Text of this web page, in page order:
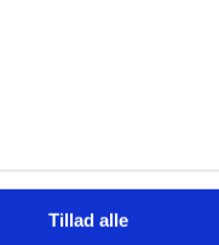
Tillad alle